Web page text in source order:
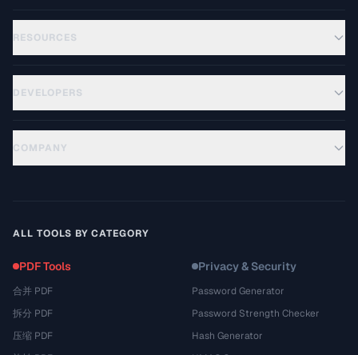
RESOURCES
DEVELOPERS
COMPANY
ALL TOOLS BY CATEGORY
PDF Tools
合并 PDF
拆分 PDF
压缩 PDF
Privacy & Security
Password Generator
Password Strength Checker
Hash Generator